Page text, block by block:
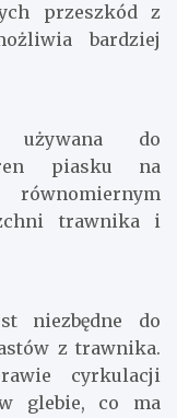
przeszkód z
bardziej
używana do
piasku na
trawnika i
niezbędne do
z trawnika.
cyrkulacji
glebie, co ma